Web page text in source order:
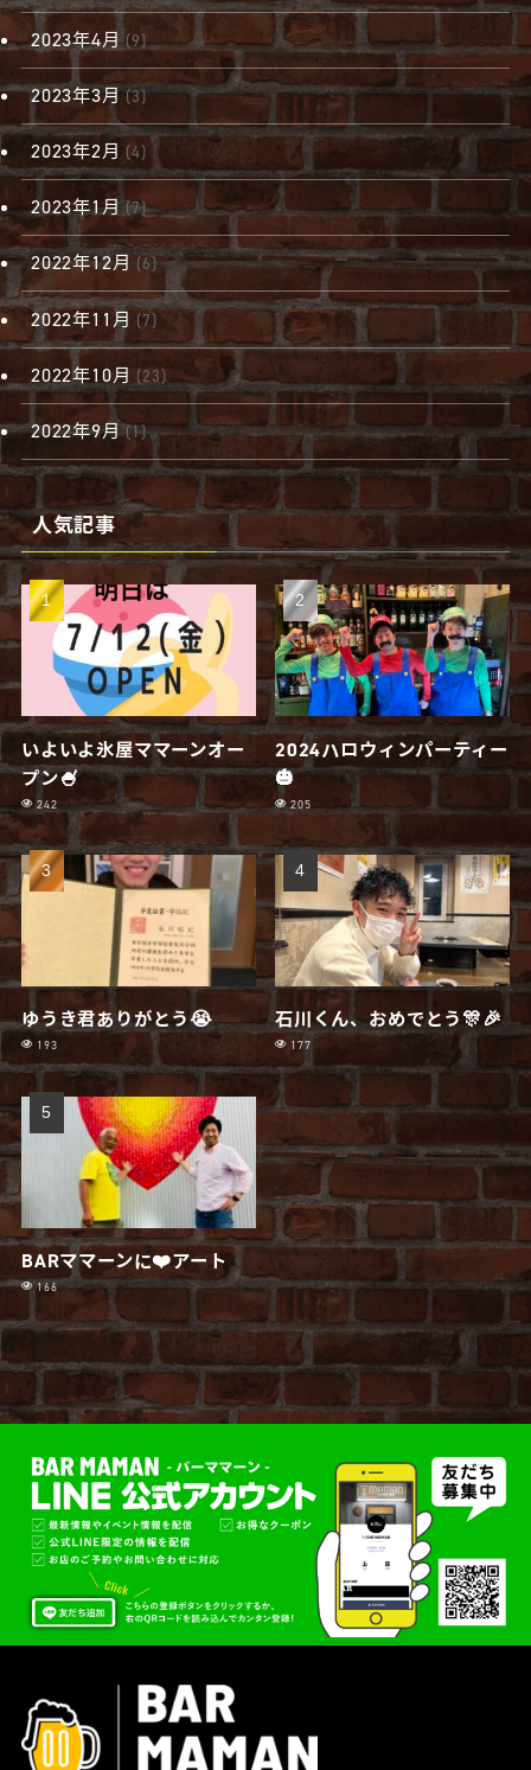
2023年4月 (9)
2023年3月(3)
2023年2月(4)
2023年1月 (7)
2022年12月(6)
2022年11月 (7)
2022年10月 (23)
2022年9月(1)
人気記事
いよいよ氷屋ママーンオー
プン🍧
242
2024ハロウィンパーティー
🎃
205
ゆうき君ありがとう😭
193
石川くん、おめでとう🎊🎉
177
BARママーンに❤️アート
166